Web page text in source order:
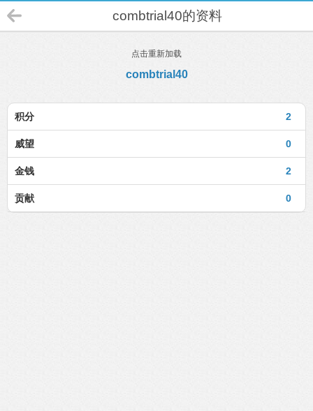
combtrial40的资料
点击重新加载
combtrial40
2
积分
0
威望
2
金钱
0
贡献